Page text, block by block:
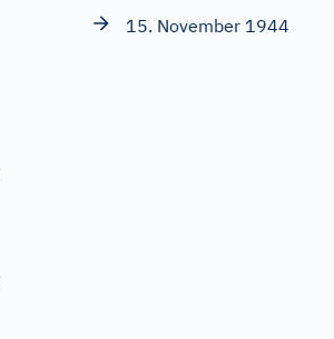
15. November 1944